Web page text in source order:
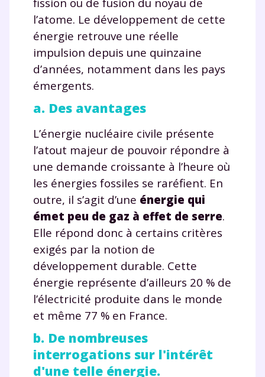
l’atome. Le développement de cette
énergie retrouve une réelle
impulsion depuis une quinzaine
d’années, notamment dans les pays
émergents.
a. Des avantages
L’énergie nucléaire civile présente
l’atout majeur de pouvoir répondre à
une demande croissante à l’heure où
les énergies fossiles se raréfient. En
outre, il s’agit d’une énergie qui
émet peu de gaz à effet de serre.
Elle répond donc à certains critères
exigés par la notion de
développement durable. Cette
énergie représente d’ailleurs 20 % de
l’électricité produite dans le monde
et même 77 % en France.
b. De nombreuses
interrogations sur l'intérêt
d'une telle énergie.
J’accepte de recevoir les actualités et des
communications de la part de
myMaxicours.
Votre adresse e-mail sera exclusivement utilisée pour
vous envoyer notre newsletter. Vous pourrez vous
désinscription présent dans chaque newsletter. Pour
personnelles et pour exercer vos droits, vous pouvez
consulter notre charte